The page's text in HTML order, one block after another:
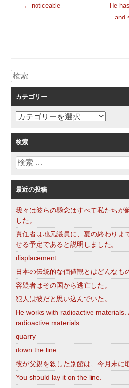
投
シ
ョ
ン
← noticeable
He
and
検
索
カテゴリー
カ
ゴ
リ
ー
検索
検
最近の投稿
我々は彼らの懸念はすべて私たちが
した。
責任者は地元議員に、夏の終わりま
せる予定であると説明しました。
displacement
日本の伝統的な価値観とはどんなも
容疑者はその国から逃亡した。
犯人は彼だと思い込んでいた。
He works with radioactive materials.
radioactive materials.
quarry
down the line
彼が父親を殺した別館は、今月末に
You should lay it on the line.